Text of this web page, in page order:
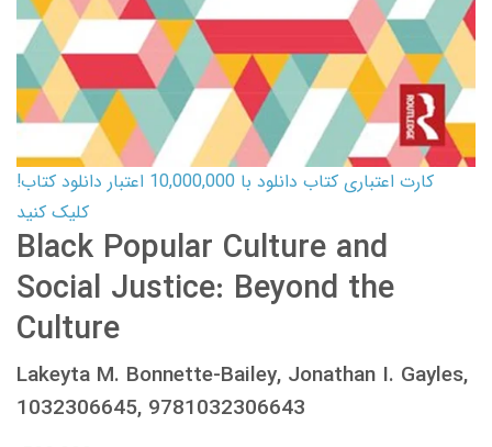
کارت اعتباری کتاب دانلود با 10,000,000 اعتبار دانلود کتاب!
کلیک کنید
Black Popular Culture and
Social Justice: Beyond the
Culture
Lakeyta M. Bonnette-Bailey, Jonathan I. Gayles,
1032306645, 9781032306643